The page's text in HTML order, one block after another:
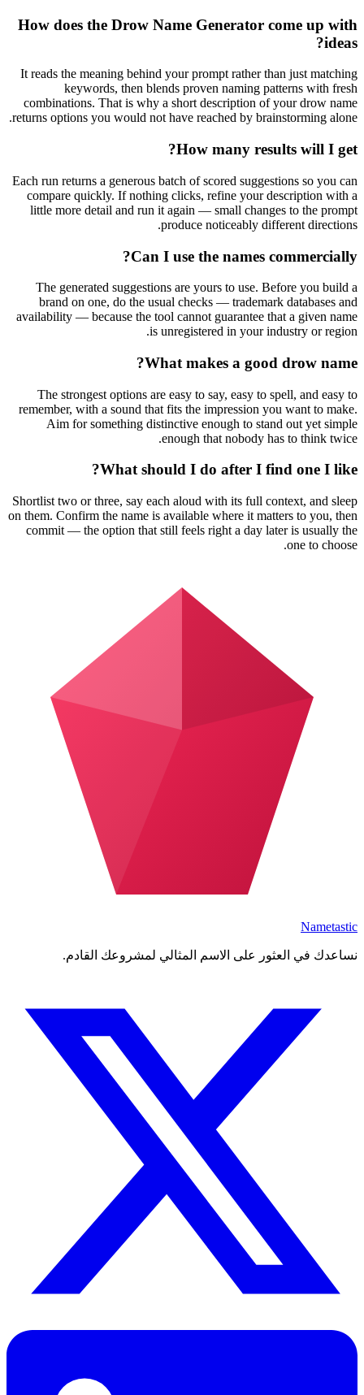
How does the Drow Name Generator come up with
ideas?
It reads the meaning behind your prompt rather than just matching
keywords, then blends proven naming patterns with fresh
combinations. That is why a short description of your drow name
returns options you would not have reached by brainstorming alone.
How many results will I get?
Each run returns a generous batch of scored suggestions so you can
compare quickly. If nothing clicks, refine your description with a
little more detail and run it again — small changes to the prompt
produce noticeably different directions.
Can I use the names commercially?
The generated suggestions are yours to use. Before you build a
brand on one, do the usual checks — trademark databases and
availability — because the tool cannot guarantee that a given name
is unregistered in your industry or region.
What makes a good drow name?
The strongest options are easy to say, easy to spell, and easy to
remember, with a sound that fits the impression you want to make.
Aim for something distinctive enough to stand out yet simple
enough that nobody has to think twice.
What should I do after I find one I like?
Shortlist two or three, say each aloud with its full context, and sleep
on them. Confirm the name is available where it matters to you, then
commit — the option that still feels right a day later is usually the
one to choose.
Nametastic
نساعدك في العثور على الاسم المثالي لمشروعك القادم.